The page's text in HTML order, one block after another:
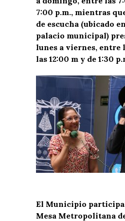
7:00 p.m., mientras
de escucha (ubicado
palacio municipal)
lunes a viernes, entre
las 12:00 m y de 1:30
El Municipio participa,
Mesa Metropolitana